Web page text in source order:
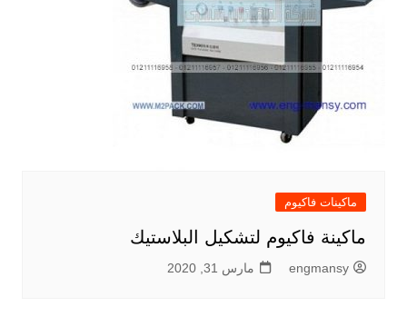
ماكينات فاكيوم
ماكينة فاكيوم لتشكيل البلاستيك
engmansy مارس 31, 2020